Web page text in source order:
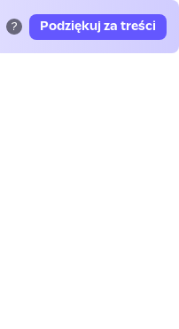
? Podziękuj za treści